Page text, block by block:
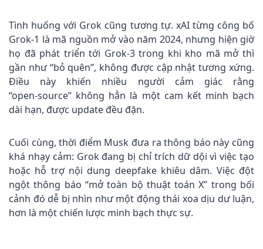
Tình huống với Grok cũng tương tự. xAI từng công bố
Grok‑1 là mã nguồn mở vào năm 2024, nhưng hiện giờ
họ đã phát triển tới Grok‑3 trong khi kho mã mở thì
gần như “bỏ quên”, không được cập nhật tương xứng.
Điều này khiến nhiều người cảm giác rằng
“open‑source” không hẳn là một cam kết minh bạch
dài hạn, được update đều đặn.
Cuối cùng, thời điểm Musk đưa ra thông báo này cũng
khá nhạy cảm: Grok đang bị chỉ trích dữ dội vì việc tạo
hoặc hỗ trợ nội dung deepfake khiêu dâm. Việc đột
ngột thông báo “mở toàn bộ thuật toán X” trong bối
cảnh đó dễ bị nhìn như một động thái xoa dịu dư luận,
hơn là một chiến lược minh bạch thực sự.